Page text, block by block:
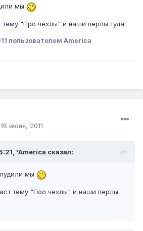
мы
тему "Про чехлы" и наши перлы туда!
пользователем America
16 июня, 2011
'America сказал:
мы
тему "Поо чехлы" и наши перлы